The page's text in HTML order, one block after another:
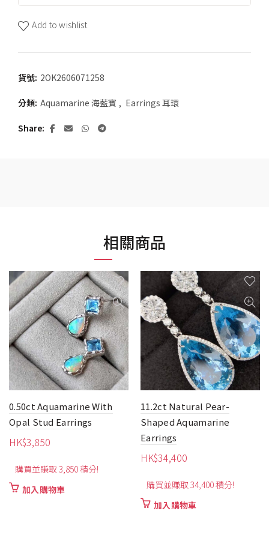
Add to wishlist
貨號: 2OK2606071258
分類: Aquamarine 海藍寶 , Earrings 耳環
Share
相關商品
0.50ct Aquamarine With
Opal Stud Earrings
HK$3,850
購買並賺取 3,850 積分!
加入購物車
11.2ct Natural Pear-
Shaped Aquamarine
Earrings
HK$34,400
購買並賺取 34,400 積分!
加入購物車